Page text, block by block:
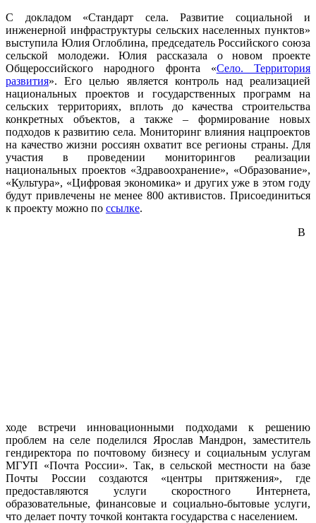
С докладом «Стандарт села. Развитие социальной и
инженерной инфраструктуры сельских населенных пунктов»
выступила Юлия Оглоблина, председатель Российского союза
сельской молодежи. Юлия рассказала о новом проекте
Общероссийского народного фронта «Село. Территория
развития». Его целью является контроль над реализацией
национальных проектов и государственных программ на
сельских территориях, вплоть до качества строительства
конкретных объектов, а также – формирование новых
подходов к развитию села. Мониторинг влияния нацпроектов
на качество жизни россиян охватит все регионы страны. Для
участия в проведении мониторингов реализации
национальных проектов «Здравоохранение», «Образование»,
«Культура», «Цифровая экономика» и других уже в этом году
будут привлечены не менее 800 активистов. Присоединиться
к проекту можно по ссылке.
В
ходе встречи инновационными подходами к решению
проблем на селе поделился Ярослав Мандрон, заместитель
гендиректора по почтовому бизнесу и социальным услугам
МГУП «Почта России». Так, в сельской местности на базе
Почты России создаются «центры притяжения», где
предоставляются услуги скоростного Интернета,
образовательные, финансовые и социально-бытовые услуги,
что делает почту точкой контакта государства с населением.